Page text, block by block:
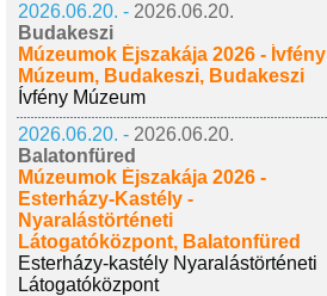
2026.06.20. - 2026.06.20.
Budakeszi
Múzeumok Éjszakája 2026 - Ívfény
Múzeum, Budakeszi, Budakeszi
Ívfény Múzeum
2026.06.20. - 2026.06.20.
Balatonfüred
Múzeumok Éjszakája 2026 -
Esterházy-Kastély -
Nyaralástörténeti
Látogatóközpont, Balatonfüred
Esterházy-kastély Nyaralástörténeti
Látogatóközpont